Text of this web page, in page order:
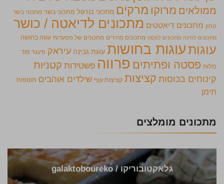
ממולאים מרוקו מרקים מתכוני בורגול מתכוני בשר מתכוני בשר
טחון מתכונים דיאטטים מתכונים לדיאטה / כושר
מתכונים לחינה מתכונים לפסח מתכונים מהירים מתכונים של מסעדות עוגה בחושה
עוגות עוגות בחושות עוגת גבינה עיראק פינגר פוד
מלוח פסטה ופתיתים פרווה פשטידות קטניות
קינוחים בכוסות קציצות קציצות עוף שילדים אוהבים תוספות
תימן
מתכונים מומלצים
גלאקטובוריקו / galaktoboureko